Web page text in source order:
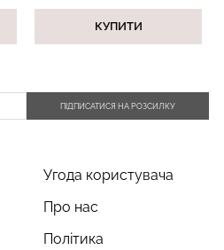
КУПИТИ
ПІДПИСАТИСЯ НА РОЗСИЛКУ
Угода користувача
Про нас
Політика
TRACKS SHAPE black